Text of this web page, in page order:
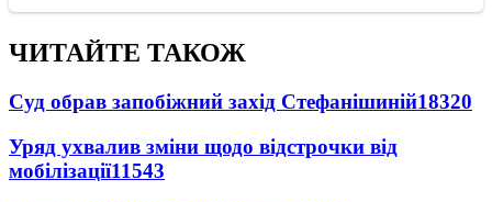
ЧИТАЙТЕ ТАКОЖ
Суд обрав запобіжний захід Стефанішиній18320
Уряд ухвалив зміни щодо відстрочки від
мобілізації11543